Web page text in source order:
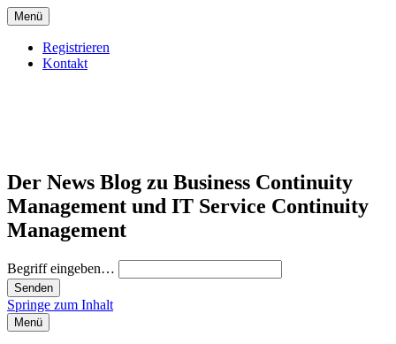
Menü
Registrieren
Kontakt
Der News Blog zu Business Continuity
Management und IT Service Continuity
Management
Begriff eingeben…
Springe zum Inhalt
Menü